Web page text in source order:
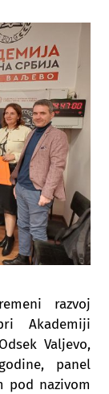
razvoj
Akademiji
Valjevo,
panel
pod nazivom